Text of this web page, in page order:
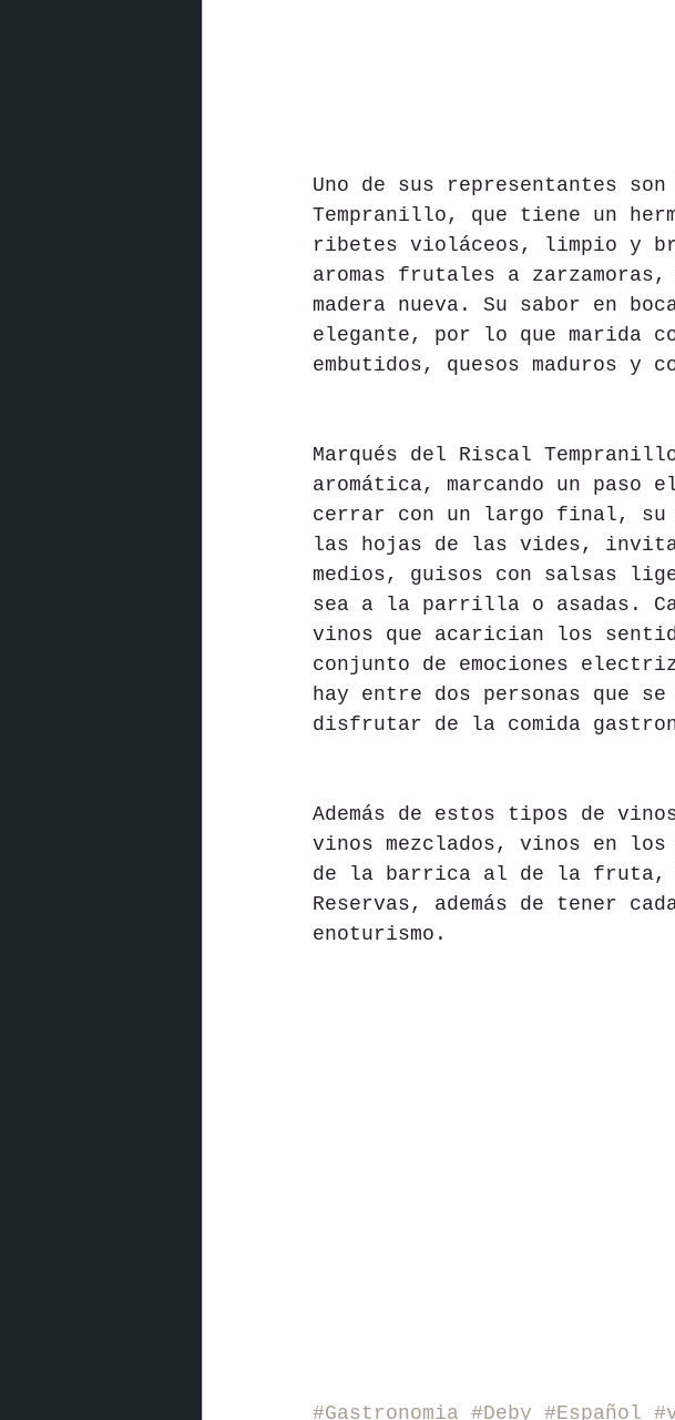
Uno de sus representantes
Tempranillo, que tiene un
ribetes violáceos, limpio y
aromas frutales a
madera nueva. Su sabor en
elegante, por lo que marida
embutidos, quesos maduros y
Marqués del Riscal
aromática, marcando un paso
cerrar con un largo final, su
las hojas de las vides, invita
medios, guisos con salsas
sea a la parrilla o asadas.
vinos que acarician los
conjunto de emociones
hay entre dos personas que
disfrutar de la comida
Además de estos tipos de
vinos mezclados, vinos en
de la barrica al de la fruta,
Reservas, además de tener
enoturismo.
#Gastronomia #Deby #Español